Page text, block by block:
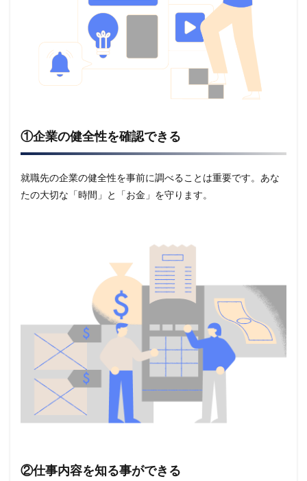
①企業の健全性を確認できる
就職先の企業の健全性を事前に調べることは重要です。あな
たの大切な「時間」と「お金」を守ります。
②仕事内容を知る事ができる